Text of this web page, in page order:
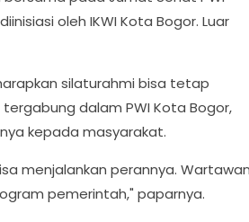
oleh IKWI Kota Bogor. Luar
silaturahmi bisa tetap
dalam PWI Kota Bogor,
kepada masyarakat.
menjalankan perannya. Wartawan
pemerintah," paparnya.